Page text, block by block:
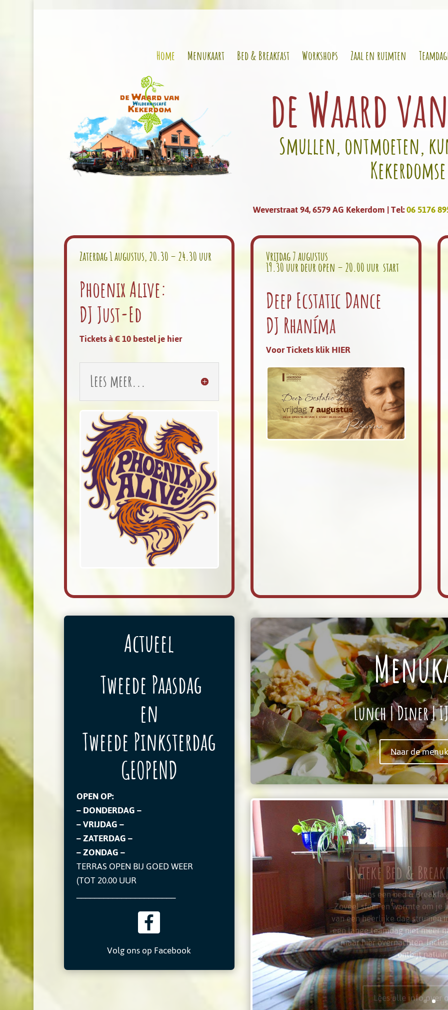
Home Menukaart Bed & Breakfast Workshops Zaal en ruimten
de Waard
Smullen, ontmoeten,
Weverstraat 94, 6579 AG Kekerdom | Tel:06 5176
Zaterdag 1 augustus, 20.30 – 24.30 uur
Phoenix Alive:
DJ Just-Ed
Tickets à € 10 bestel je hier
Lees meer...
Vrijdag 7 augustus
19.30 uur deur open – 20.00 uur start
Deep Ecstatic Dance
DJ Rhaníma
Voor Tickets klik HIER
Actueel
Tweede Paasdag
en
Tweede Pinksterdag
GEOPEND
OPEN OP:
– DONDERDAG –
– VRIJDAG –
– ZATERDAG –
– ZONDAG –
TERRAS OPEN BIJ GOED WEER
(TOT 20.00 UUR
______________________
Volg ons op Facebook
Lunch | Diner |
Naar de
Unieke Bed &
Doe eens een bed &
Zoveel sfeer en warmte om
van een heerlijke dag struinen
een lange teamdag niet meer
maar hier overnachten.
ontbijt
Lees alle info over